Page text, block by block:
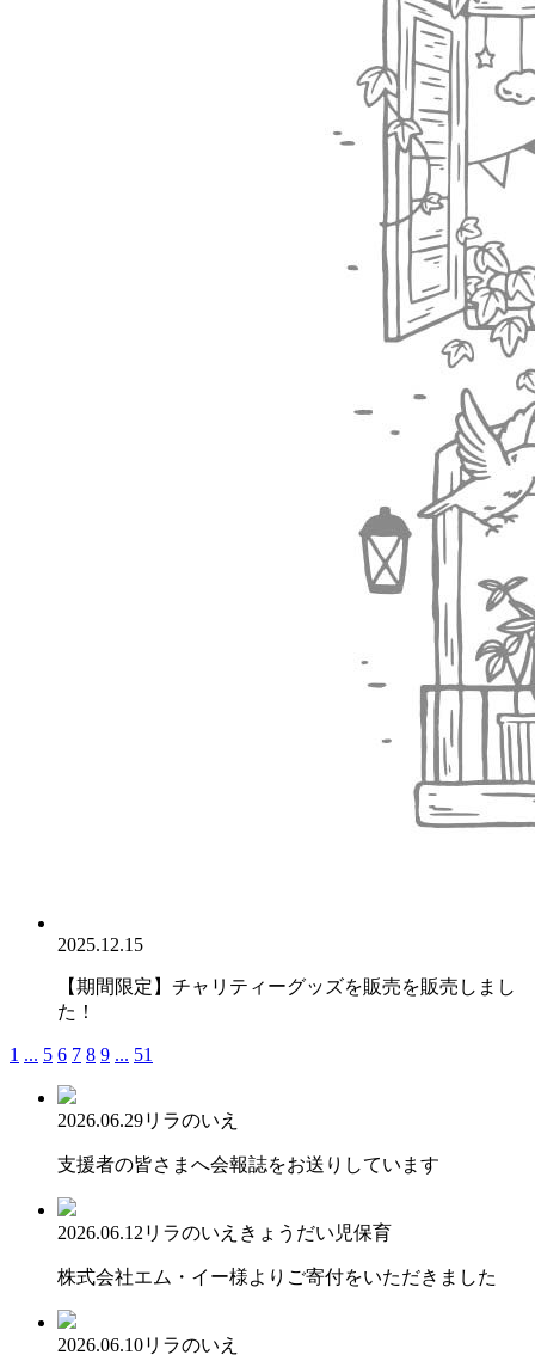
2025.12.15
【期間限定】チャリティーグッズを販売を販売しまし
た！
1 ... 5 6 7 8 9 ... 51
2026.06.29リラのいえ
支援者の皆さまへ会報誌をお送りしています
2026.06.12 リラのいえ きょうだい児保育
株式会社エム・イー様よりご寄付をいただきました
2026.06.10リラのいえ